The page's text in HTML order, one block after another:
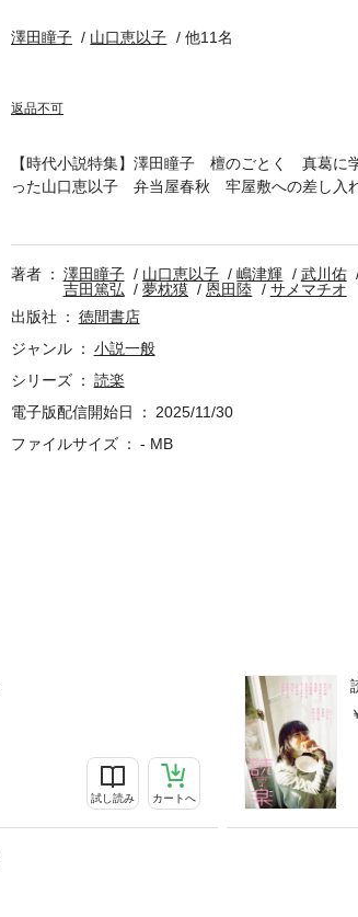
澤田瞳子 山口恵以子 他11名
返品不可
試し読み カートへ
【時代小説特集】澤田瞳子 檀のごとく 真葛に
った山口恵以子 弁当屋春秋 牢屋敷への差し入
輝 所作教え〼 所作指南のお師匠は水を汲む姿
(ホテル) NIGHTHAWKS(ナイトホークス)赤川次
もみいたします 参【連載小説 風味絶佳】吉田
(ま た ら がみ)恩田 陸 群青の王国【マンガ】
著者 澤田瞳子 山口恵以子 嶋津輝 武川佑
吉田篤弘
夢枕獏 恩田陸
サメマチオ
出版社
徳間書店
ジャンル
小説一般
シリーズ
読楽
電子版配信開始日
2025/11/30
ファイルサイズ
- MB